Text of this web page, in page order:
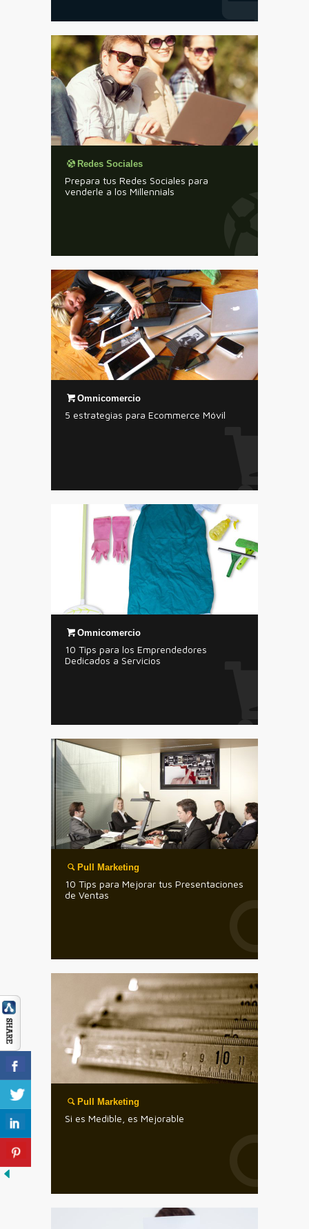
Redes Sociales
Prepara tus Redes Sociales para
venderle a los Millennials
Omnicomercio
5 estrategias para Ecommerce Móvil
Omnicomercio
10 Tips para los Emprendedores
Dedicados a Servicios
Pull Marketing
10 Tips para Mejorar tus Presentaciones
de Ventas
Pull Marketing
Si es Medible, es Mejorable